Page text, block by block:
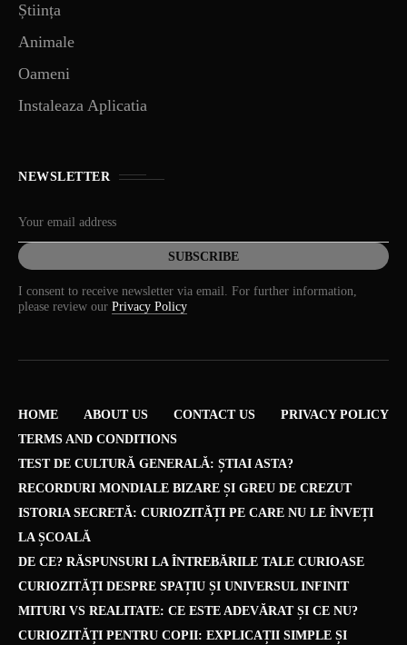
Știința
Animale
Oameni
Instaleaza Aplicatia
NEWSLETTER
I consent to receive newsletter via email. For further information,
please review our Privacy Policy
HOME ABOUT US CONTACT US
PRIVACY POLICY
TERMS AND CONDITIONS
TEST DE CULTURĂ GENERALĂ: ȘTIAI ASTA?
RECORDURI MONDIALE BIZARE ȘI GREU DE CREZUT
ISTORIA SECRETĂ: CURIOZITĂȚI PE CARE NU LE ÎNVEȚI
LA ȘCOALĂ
DE CE? RĂSPUNSURI LA ÎNTREBĂRILE TALE CURIOASE
CURIOZITĂȚI DESPRE SPAȚIU ȘI UNIVERSUL INFINIT
MITURI VS REALITATE: CE ESTE ADEVĂRAT ȘI CE NU?
CURIOZITĂȚI PENTRU COPII: EXPLICAȚII SIMPLE ȘI